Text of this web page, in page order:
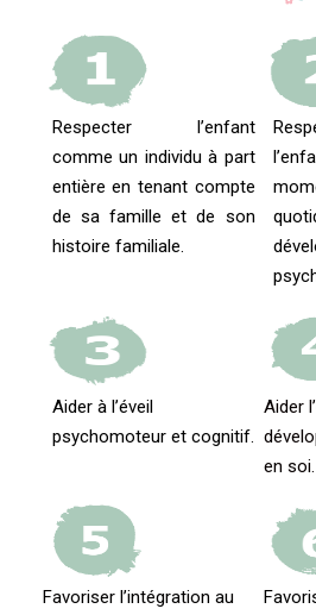
Respecter l’enfant
comme un individu à part
entière en tenant compte
de sa famille et de son
histoire familiale.
Aider à l’éveil
psychomoteur et cognitif.
Aider
en soi.
Favoriser l’intégration au